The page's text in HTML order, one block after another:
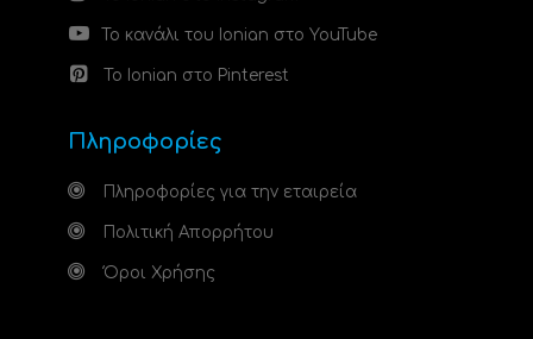
Το κανάλι του Ionian στο YouTube
Το Ionian στο Pinterest
Πληροφορίες
Πληροφορίες για την εταιρεία
Πολιτική Απορρήτου
Όροι Χρήσης